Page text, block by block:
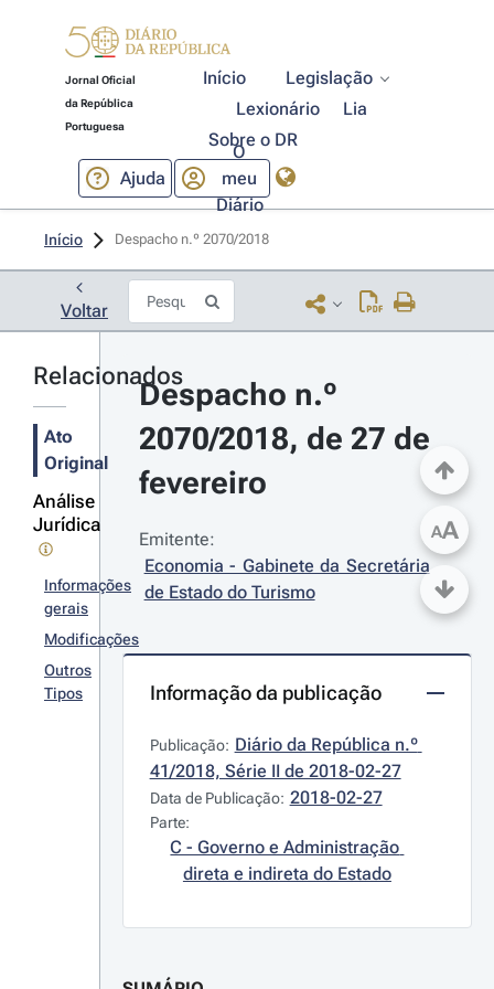
Jornal Oficial
da República
Portuguesa
Início
Legislação
Lexionário
Lia
Sobre o DR
Ajuda
O
meu
Diário
Início Despacho n.º 2070/2018
Voltar
Relacionados
Ato
Original
Análise
Jurídica
Informações
gerais
Modificações
Outros
Tipos
Despacho n.º
2070/2018, de 27 de
fevereiro
Emitente:
Economia - Gabinete da Secretária
de Estado do Turismo
Informação da publicação
Publicação: Diário da República n.º
41/2018, Série II de 2018-02-27
Data de Publicação: 2018-02-27
Parte:
C - Governo e Administração
direta e indireta do Estado
AA